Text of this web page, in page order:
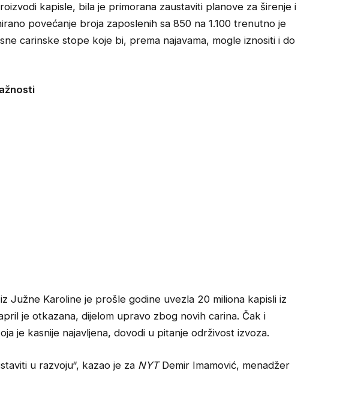
kapisle, bila je primorana zaustaviti planove za širenje i
povećanje broja zaposlenih sa 850 na 1.100 trenutno je
carinske stope koje bi, prema najavama, mogle iznositi i do
iz Južne Karoline je prošle godine uvezla 20 miliona kapisli iz
je otkazana, dijelom upravo zbog novih carina. Čak i
je kasnije najavljena, dovodi u pitanje održivost izvoza.
u razvoju“, kazao je za NYTDemir Imamović, menadžer